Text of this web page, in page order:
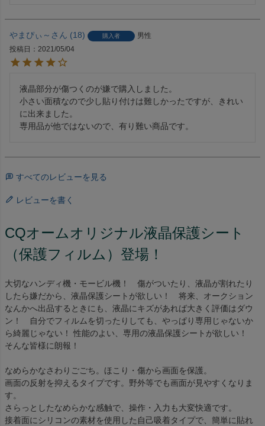
やまぴぃ～ 18 購入者
男性
投稿日
2021/05/04
液晶部分が傷つくのが嫌で購入しました。
小さい面積なので少し貼り付けは難しかったですが、きれい
に出来ました。
専用品が他ではないので、有り難い商品です。
すべてのレビューを見る
レビューを書く
CQオームオリジナル液晶保護シート
（保護フィルム）登場！
大切なハンディ機・モービル機！ 傷がついたり、液晶が割れたり
したら嫌だから、液晶保護シートが欲しい！ 将来、オークション
なんかへ出品するときにも、液晶にキズがあれば大きく評価はダウ
ン！ 自分でフィルムを切ったりしても、やっぱり専用じゃないか
ら綺麗じゃない！ 性能のよい、専用の液晶保護シートが欲しい！
そんな皆様に朗報！
なめらかなさわりごごち。ほこり・傷から画面を保護。
画面の反射を抑えるタイプです。野外等でも画面が見やすくなりま
す。
さらっとしたなめらかな感触で、操作・入力も大変快適です。
接着面にシリコンの素材を使用した自己吸着タイプで、簡単に貼れ